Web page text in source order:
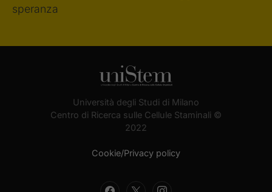
speranza
Università degli Studi di Milano
Centro di Ricerca sulle Cellule Staminali ©
2022
Cookie/Privacy policy